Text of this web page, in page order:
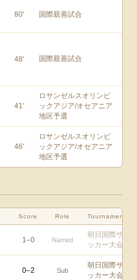
80' 国際親善試合
48' 国際親善試合
41'
ロサンゼルスオリンピ
ックアジア/オセアニア
地区予選
46'
ロサンゼルスオリンピ
ックアジア/オセアニア
地区予選
Score Role Tournament
1–0 Named
朝日国際サ
ッカー大会
0–2 Sub
朝日国際サ
ッカー大会